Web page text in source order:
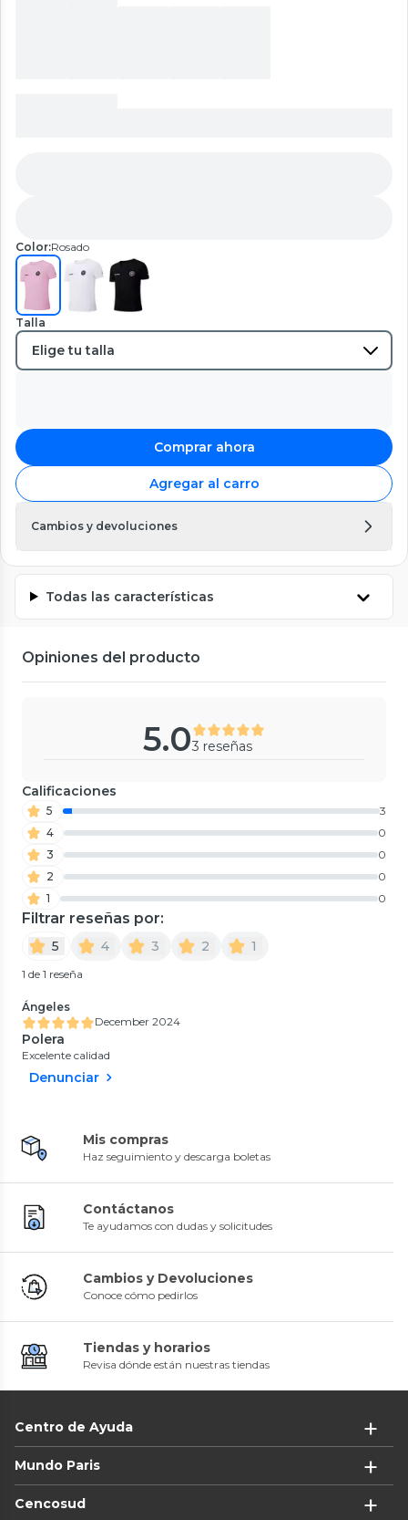
Color:Rosado
Talla
Comprar ahora
Agregar al carro
Cambios y devoluciones
Todas las características
Opiniones del producto
5.03 reseñas
Calificaciones
5
3
4
0
3
0
2
0
1
0
Filtrar reseñas por:
5 4 3 2 1
1 de 1 reseña
Ángeles
December 2024
Polera
Excelente calidad
Denunciar
Mis compras
Haz seguimiento y descarga boletas
Contáctanos
Te ayudamos con dudas y solicitudes
Cambios y Devoluciones
Conoce cómo pedirlos
Tiendas y horarios
Revisa dónde están nuestras tiendas
Centro de Ayuda
Mundo Paris
Cencosud